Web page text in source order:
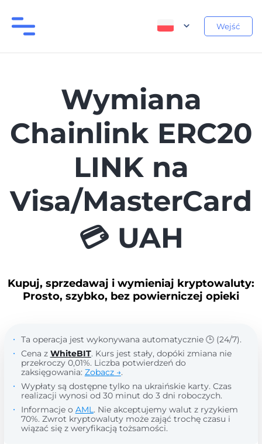
Wejść
Wymiana
Chainlink ERC20
LINK na
Visa/MasterCard
💳 UAH
Kupuj, sprzedawaj i wymieniaj kryptowaluty:
Prosto, szybko, bez powierniczej opieki
Ta operacja jest wykonywana automatycznie 🕒 (24/7).
Cena z WhiteBIT. Kurs jest stały, dopóki zmiana nie
przekroczy 0,01%. Liczba potwierdzeń do
zaksięgowania: Zobacz →.
Wypłaty są dostępne tylko na ukraińskie karty. Czas
realizacji wynosi od 30 minut do 3 dni roboczych.
Informacje o AML. Nie akceptujemy walut z ryzykiem
70%. Zwrot kryptowaluty może zająć trochę czasu i
wiązać się z weryfikacją tożsamości.